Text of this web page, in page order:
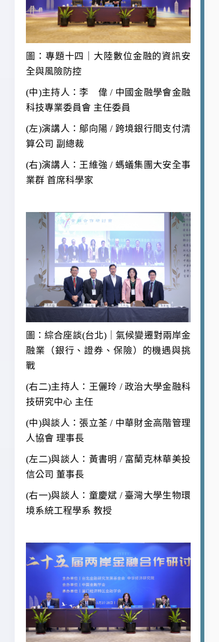
圖：專題十四｜大陸數位金融的資訊安
全與風險防控
(中)主持人：李 偉 / 中國金融學會金融
科技專業委員會 主任委員
(左)演講人：鄔向陽 / 跨境銀行間支付清
算公司 副總裁
(右)演講人：王維強 / 螞蟻集團大安全事
業群 首席科學家
圖：綜合座談(台北)｜氣候變遷對兩岸金
融業（銀行、證券、保險）的機遇與挑
戰
(右二)主持人：王儷玲 / 政治大學金融科
技研究中心 主任
(中)與談人：張立荃 / 中華財金高階管理
人協會 理事長
(左二)與談人：黃書明 / 富蘭克林華美投
信公司 董事長
(右一)與談人：童慶斌 / 臺灣大學生物環
境系統工程學系 教授